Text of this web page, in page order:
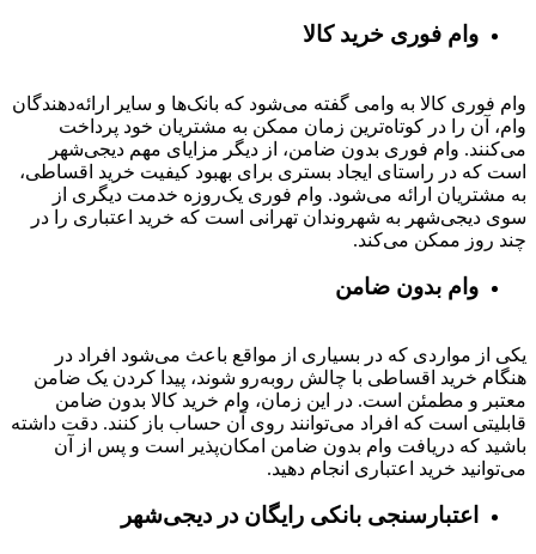
وام فوری خرید کالا
وام فوری کالا به وامی گفته می‌شود که بانک‌ها و سایر ارائه‌دهندگان
وام، آن را در کوتاه‌ترین زمان ممکن به مشتریان خود پرداخت
می‌کنند. وام فوری بدون ضامن، از دیگر مزایای مهم دیجی‌شهر
است که در راستای ایجاد بستری برای بهبود کیفیت خرید اقساطی،
به مشتریان ارائه می‌شود. وام فوری یک‌روزه خدمت دیگری از
سوی دیجی‌شهر به شهروندان تهرانی است که خرید اعتباری را در
چند روز ممکن می‌کند.
وام بدون ضامن
یکی از مواردی که در بسیاری از مواقع باعث می‌شود افراد در
هنگام خرید اقساطی با چالش روبه‌رو شوند، پیدا کردن یک ضامن
معتبر و مطمئن است. در این زمان، وام خرید کالا بدون ضامن
قابلیتی است که افراد می‌توانند روی آن حساب باز کنند. دقت داشته
باشید که دریافت وام بدون ضامن امکان‌پذیر است و پس از آن
می‌توانید خرید اعتباری انجام دهید.
اعتبارسنجی بانکی رایگان در دیجی‌شهر